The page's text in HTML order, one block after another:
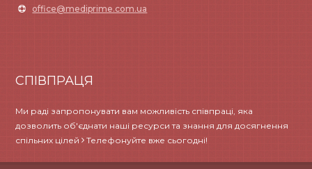
office@mediprime.com.ua
СПІВПРАЦЯ
Ми раді запропонувати вам можливість співпраці, яка
дозволить об'єднати наші ресурси та знання для досягнення
спільних цілей Телефонуйте вже сьогодні!